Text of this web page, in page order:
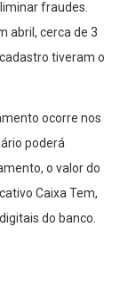
fraudes.
abril, cerca de 3
tiveram o
ocorre nos
poderá
o valor do
Caixa Tem,
do banco.